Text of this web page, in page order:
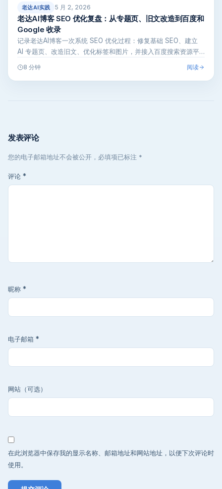
老达AI实践 5 月 2, 2026
老达AI博客 SEO 优化复盘：从专题页、旧文改造到百度和
Google 收录
记录老达AI博客一次系统 SEO 优化过程：修复基础 SEO、建立
AI 专题页、改造旧文、优化标签和图片，并接入百度搜索资源平
8 分钟 阅读
发表评论
您的电子邮箱地址不会被公开，必填项已标注 *
评论 *
昵称 *
电子邮箱 *
网站（可选）
在此浏览器中保存我的显示名称、邮箱地址和网站地址，以便下次评论时
使用。